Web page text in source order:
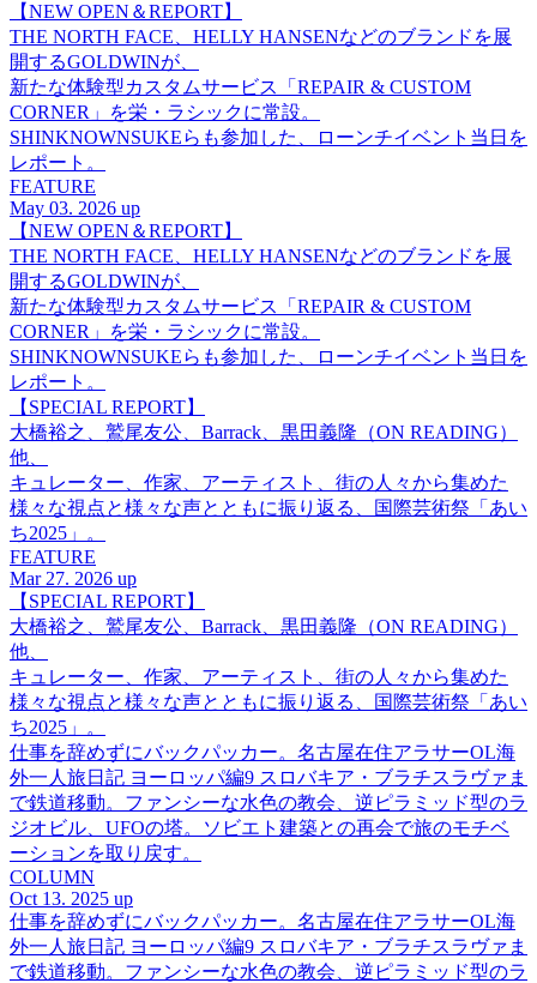
【NEW OPEN＆REPORT】
THE NORTH FACE、HELLY HANSENなどのブランドを展
開するGOLDWINが、
新たな体験型カスタムサービス「REPAIR & CUSTOM
CORNER」を栄・ラシックに常設。
SHINKNOWNSUKEらも参加した、ローンチイベント当日を
レポート。
FEATURE
May 03. 2026 up
【NEW OPEN＆REPORT】
THE NORTH FACE、HELLY HANSENなどのブランドを展
開するGOLDWINが、
新たな体験型カスタムサービス「REPAIR & CUSTOM
CORNER」を栄・ラシックに常設。
SHINKNOWNSUKEらも参加した、ローンチイベント当日を
レポート。
【SPECIAL REPORT】
大橋裕之、鷲尾友公、Barrack、黒田義隆（ON READING）
他、
キュレーター、作家、アーティスト、街の人々から集めた
様々な視点と様々な声とともに振り返る、国際芸術祭「あい
ち2025」。
FEATURE
Mar 27. 2026 up
【SPECIAL REPORT】
大橋裕之、鷲尾友公、Barrack、黒田義隆（ON READING）
他、
キュレーター、作家、アーティスト、街の人々から集めた
様々な視点と様々な声とともに振り返る、国際芸術祭「あい
ち2025」。
仕事を辞めずにバックパッカー。名古屋在住アラサーOL海
外一人旅日記 ヨーロッパ編9 スロバキア・ブラチスラヴァま
で鉄道移動。ファンシーな水色の教会、逆ピラミッド型のラ
ジオビル、UFOの塔。ソビエト建築との再会で旅のモチベ
ーションを取り戻す。
COLUMN
Oct 13. 2025 up
仕事を辞めずにバックパッカー。名古屋在住アラサーOL海
外一人旅日記 ヨーロッパ編9 スロバキア・ブラチスラヴァま
で鉄道移動。ファンシーな水色の教会、逆ピラミッド型のラ